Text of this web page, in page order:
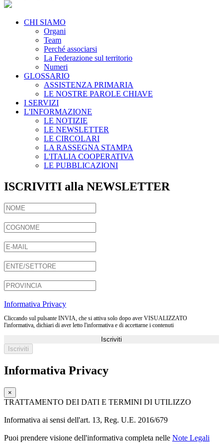
CHI SIAMO
Organi
Team
Perché associarsi
La Federazione sul territorio
Numeri
GLOSSARIO
ASSISTENZA PRIMARIA
LE NOSTRE PAROLE CHIAVE
I SERVIZI
L'INFORMAZIONE
LE NOTIZIE
LE NEWSLETTER
LE CIRCOLARI
LA RASSEGNA STAMPA
L'ITALIA COOPERATIVA
LE PUBBLICAZIONI
ISCRIVITI alla NEWSLETTER
Informativa Privacy
Cliccando sul pulsante INVIA, che si attiva solo dopo aver VISUALIZZATO
l'informativa, dichiari di aver letto l'informativa e di accettarne i contenuti
Iscriviti
Informativa Privacy
×
TRATTAMENTO DEI DATI E TERMINI DI UTILIZZO
Informativa ai sensi dell'art. 13, Reg. U.E. 2016/679
Puoi prendere visione dell'informativa completa nelle Note Legali